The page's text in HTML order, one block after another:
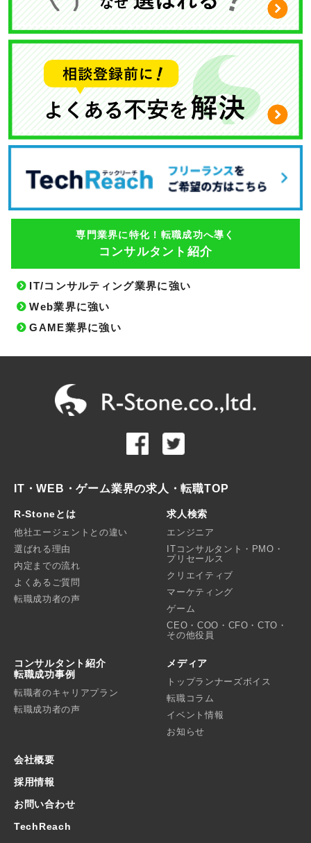
専門業界に特化！転職成功へ導く
コンサルタント紹介
IT/コンサルティング業界に強い
Web業界に強い
GAME業界に強い
IT・WEB・ゲーム業界の求人・転職TOP
R-Stoneとは
他社エージェントとの違い
選ばれる理由
内定までの流れ
よくあるご質問
転職成功者の声
求人検索
エンジニア
ITコンサルタント・PMO・
プリセールス
クリエイティブ
マーケティング
ゲーム
CEO・COO・CFO・CTO・
その他役員
コンサルタント紹介
転職成功事例
転職者のキャリアプラン
転職成功者の声
メディア
トップランナーズボイス
転職コラム
イベント情報
お知らせ
会社概要
採用情報
お問い合わせ
TechReach